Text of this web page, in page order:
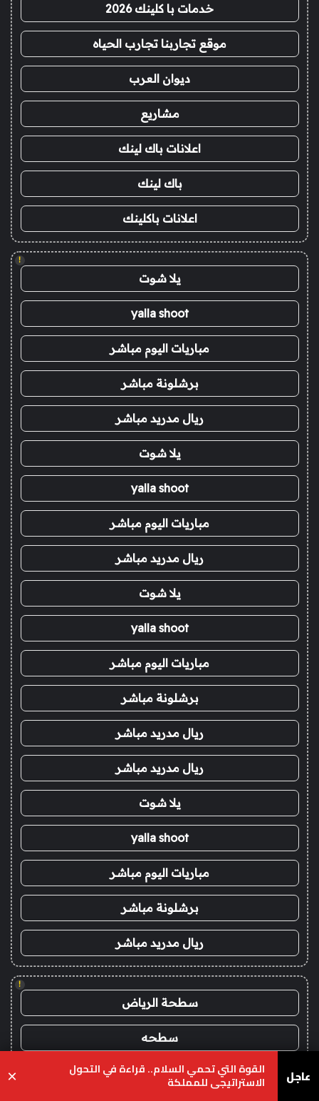
خدمات با كلينك 2026
موقع تجاربنا تجارب الحياه
ديوان العرب
مشاريع
اعلانات باك لينك
باك لينك
اعلانات باكلينك
!
يلا شوت
yalla shoot
مباريات اليوم مباشر
برشلونة مباشر
ريال مدريد مباشر
يلا شوت
yalla shoot
مباريات اليوم مباشر
ريال مدريد مباشر
يلا شوت
yalla shoot
مباريات اليوم مباشر
برشلونة مباشر
ريال مدريد مباشر
ريال مدريد مباشر
يلا شوت
yalla shoot
مباريات اليوم مباشر
برشلونة مباشر
ريال مدريد مباشر
!
سطحة الرياض
سطحه
سطحة بين المدن عاجل القوة التي تحمي السلام.. قراءة في التحول
الاستراتيجي للمملكة ×